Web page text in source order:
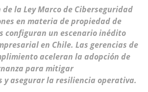
la Ley Marco de Ciberseguridad
en materia de propiedad de
configuran un escenario inédito
en Chile. Las gerencias de
aceleran la adopción de
para mitigar
y asegurar la resiliencia operativa.